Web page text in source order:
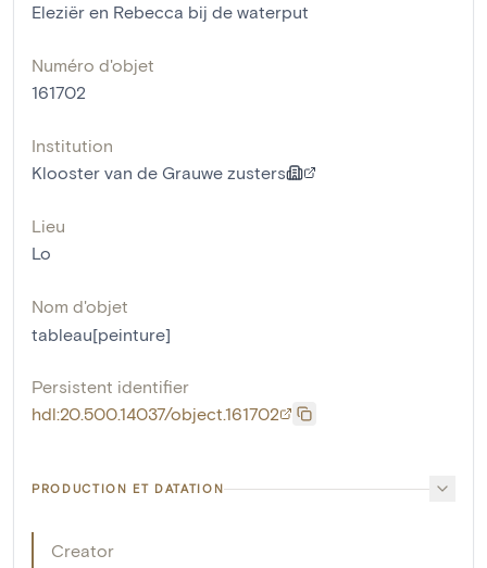
Eleziër en Rebecca bij de waterput
Numéro d'objet
161702
Institution
Klooster van de Grauwe zusters
Lieu
Lo
Nom d'objet
tableau[peinture]
Persistent identifier
hdl:20.500.14037/object.161702
PRODUCTION ET DATATION
Creator